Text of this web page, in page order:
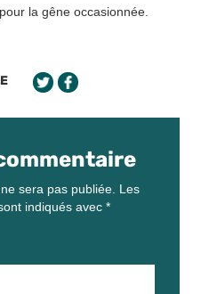
la gêne occasionnée.
sera pas publiée. Les
indiqués avec *